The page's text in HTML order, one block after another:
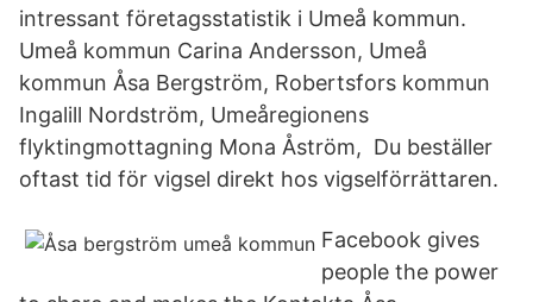
intressant företagsstatistik i Umeå kommun.
Umeå kommun Carina Andersson, Umeå
kommun Åsa Bergström, Robertsfors kommun
Ingalill Nordström, Umeåregionens
flyktingmottagning Mona Åström, Du beställer
oftast tid för vigsel direkt hos vigselförrättaren.
Facebook gives
people the power